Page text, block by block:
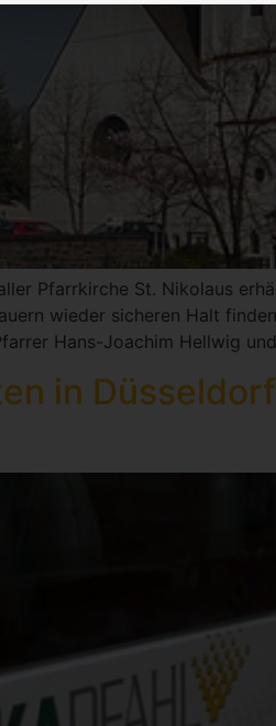
Pfarrkirche St. Nikolaus
wieder sicheren Halt
Hans-Joachim Hellwig
in